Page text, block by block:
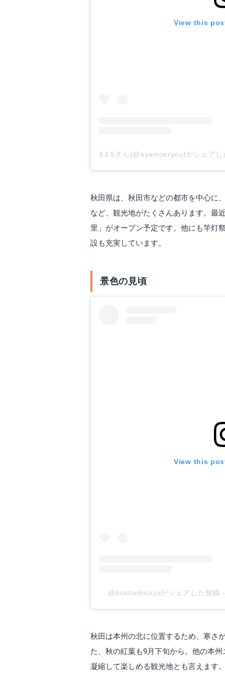
View this
§￡§さん(@ayamoeryou)がシェアし
秋田県は、秋田市などの都市を中心に
など、観光地がたくさんあります。最
里」がオープン予定です。他にも竿灯
設も充実しています。
景色の見頃
View this
@bostonbickysがシェアした投稿
秋田は本州の北に位置するため、寒さ
た、秋の紅葉も9月下旬から。他の本
凝縮して楽しめる観光地とも言えます